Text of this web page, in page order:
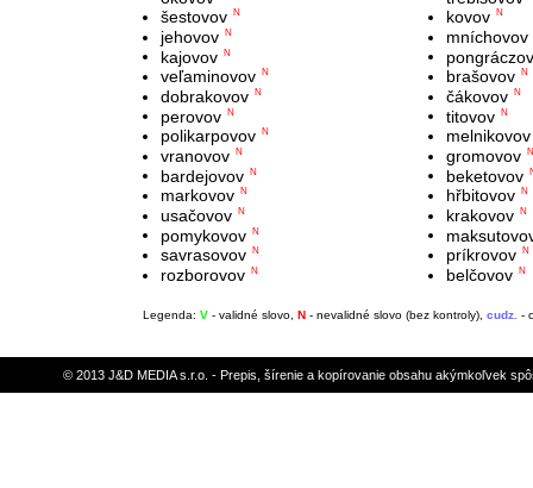
šestovov N
jehovov N
kajovov N
veľaminovov N
dobrakovov N
perovov N
polikarpovov N
vranovov N
bardejovov N
markovov N
usačovov N
pomykovov N
savrasovov N
rozborovov N
kovov N
mníchovov
brašovov
N
čákovov N
titovov N
melnikovov
gromovov
N
beketovov
hřbitovov N
krakovov N
príkrovov
N
belčovov N
Legenda: V - validné slovo, N - nevalidné slovo (bez kontroly), cudz. -
© 2013 J&D MEDIA s.r.o. - Prepis, šírenie a kopírovanie obsahu akýmkoľvek